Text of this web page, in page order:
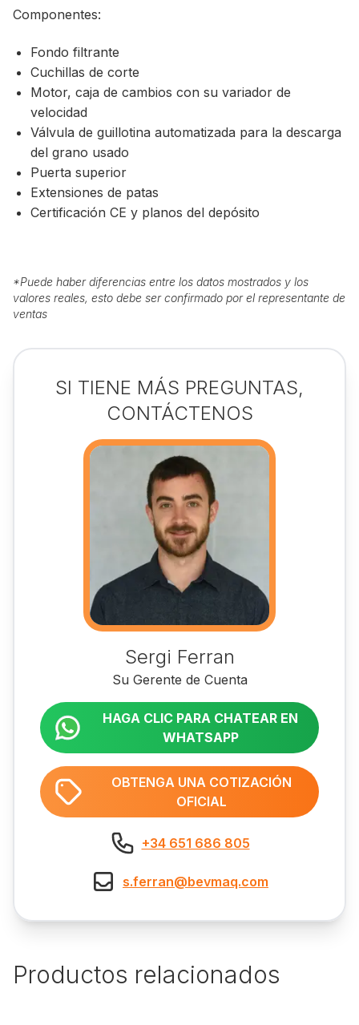
Componentes:
Fondo filtrante
Cuchillas de corte
Motor, caja de cambios con su variador de
velocidad
Válvula de guillotina automatizada para la descarga
del grano usado
Puerta superior
Extensiones de patas
Certificación CE y planos del depósito
*Puede haber diferencias entre los datos mostrados y los
valores reales, esto debe ser confirmado por el representante de
ventas
SI TIENE MÁS PREGUNTAS,
CONTÁCTENOS
Sergi Ferran
Su Gerente de Cuenta
HAGA CLIC PARA CHATEAR EN
WHATSAPP
OBTENGA UNA COTIZACIÓN
OFICIAL
+34 651 686 805
s.ferran@bevmaq.com
Productos relacionados